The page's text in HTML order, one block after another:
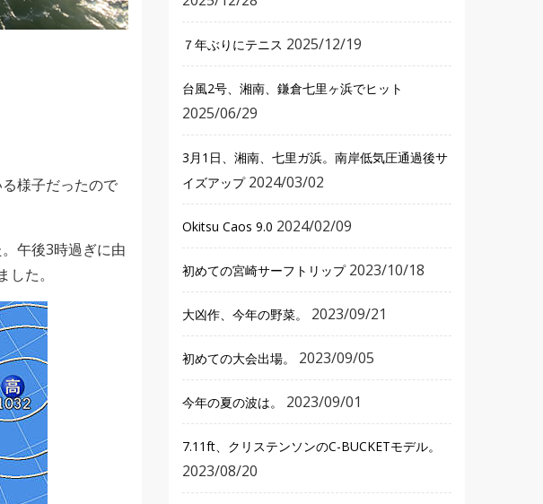
様子だったので
午後3時過ぎに由
た。
７年ぶりにテニス 2025/12/19
台風2号、湘南、鎌倉七里ヶ浜でヒット
2025/06/29
3月1日、湘南、七里ガ浜。南岸低気圧通過後サ
イズアップ 2024/03/02
Okitsu Caos 9.0 2024/02/09
初めての宮崎サーフトリップ 2023/10/18
大凶作、今年の野菜。 2023/09/21
初めての大会出場。 2023/09/05
今年の夏の波は。 2023/09/01
7.11ft、クリステンソンのC-BUCKETモデル。
2023/08/20